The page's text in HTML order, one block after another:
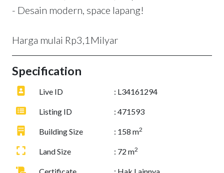
- Desain modern, space lapang!
Harga mulai Rp3,1Milyar
Specification
Live ID : L34161294
Listing ID : 471593
Building Size : 158 m2
Land Size : 72 m2